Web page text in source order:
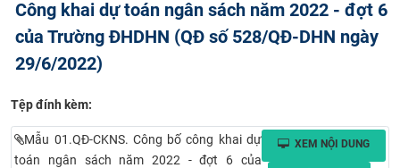
CƠ CẤU TỔ CHỨC
TUYỂN SINH
ĐÀO TẠO
ĐẢM BẢO CHẤT LƯỢNG
Công khai dự toán ngân sách năm 2022 - đợt 6
của Trường ĐHDHN (QĐ số 528/QĐ-DHN ngày
29/6/2022)
Tệp đính kèm:
Mẫu 01.QĐ-CKNS. Công bố công khai dự
toán ngân sách năm 2022 - đợt 6 của
XEM NỘI DUNG